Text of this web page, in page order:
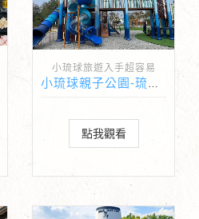
小琉球旅遊入手超容易
小琉球親子公園-琉球共融公園
點我觀看